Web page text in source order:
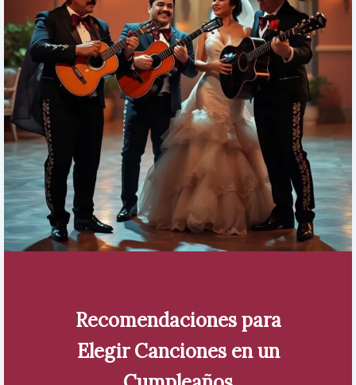
Recomendaciones para
Elegir Canciones en un